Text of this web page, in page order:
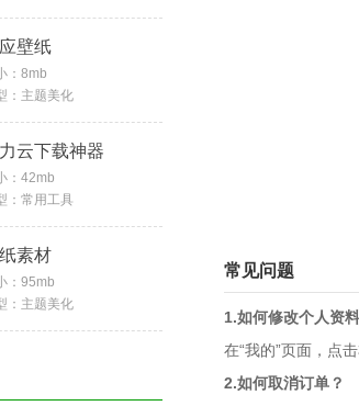
壁纸
：8mb
：主题美化
云下载神器
：42mb
：常用工具
素材
：95mb
：主题美化
常见问题
1.如何修改个人资
在“我的”页面，点
2.如何取消订单？